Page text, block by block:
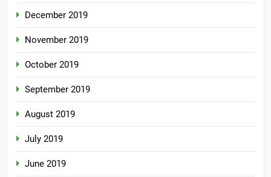
December 2019
November 2019
October 2019
September 2019
August 2019
July 2019
June 2019